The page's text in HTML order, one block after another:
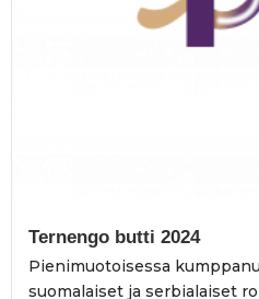
Ternengo butti 2024
Pienimuotoisessa
suomalaiset ja serbialaiset